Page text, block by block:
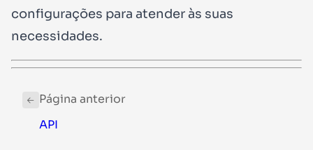
configurações para atender às suas
necessidades.
Página anterior
API